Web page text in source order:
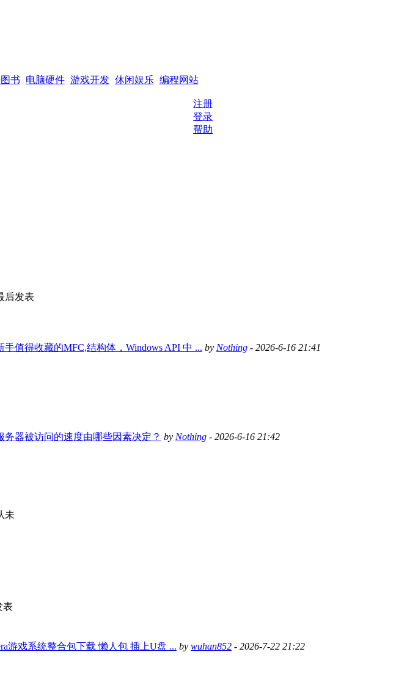
书 电脑硬件 游戏开发 休闲娱乐 编程网站
注册
登录
帮助
后发表
手值得收藏的MFC,结构体，Windows API 中 ... by Nothing - 2026-6-16 21:41
务器被访问的速度由哪些因素决定？ by Nothing - 2026-6-16 21:42
未
表
游戏系统整合包下载 懒人包 插上U盘 ... by wuhan852 - 2026-7-22 21:22